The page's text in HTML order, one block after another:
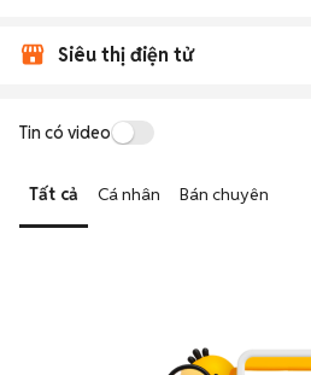
Siêu thị điện tử
Tin có video
Tất cả Cá nhân Bán chuyên